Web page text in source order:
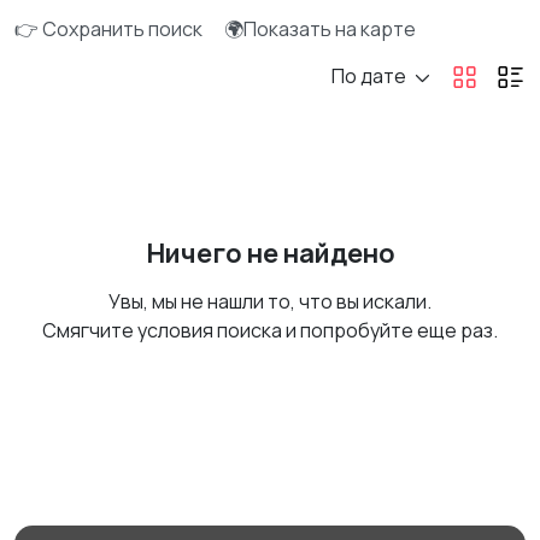
👉 Сохранить поиск
🌍Показать на карте
По дате
Ничего не найдено
Увы, мы не нашли то, что вы искали.
Смягчите условия поиска и попробуйте еще раз.